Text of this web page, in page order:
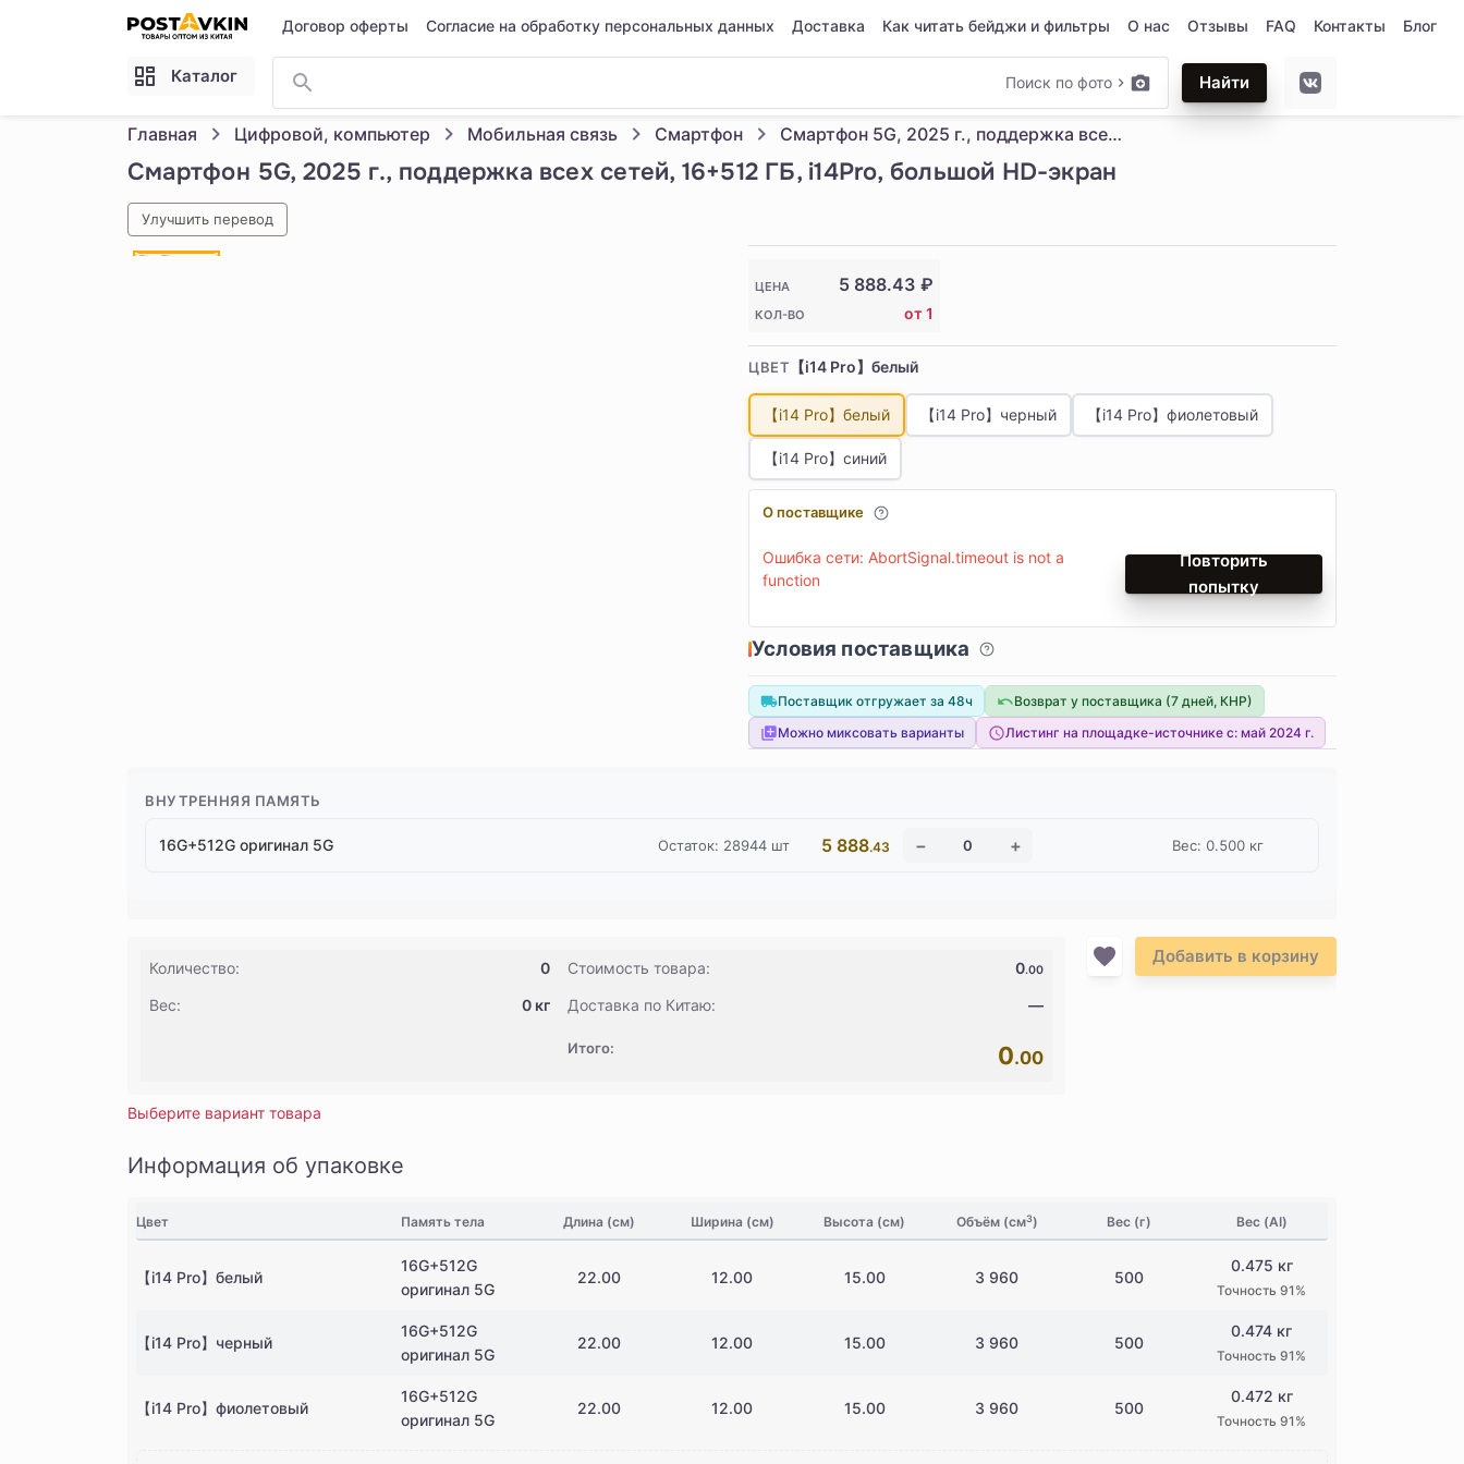
Перейти к основному содержимому
Договор оферты Согласие на обработку персональных данных Доставка Как читать бейджи и фильтры О нас Отзывы FAQ Контакты Блог
Каталог Поиск по фото Найти
Главная Цифровой, компьютер Мобильная связь Смартфон Смартфон 5G, 2025 г., поддержка всех сетей, 16+512 ГБ, i14Pro, большой HD-экран
Смартфон 5G, 2025 г., поддержка всех сетей, 16+512 ГБ, i14Pro, большой HD-экран
Улучшить перевод
ЦЕНА 5 888.43 ₽
КОЛ-ВО от 1
ЦВЕТ 【i14 Pro】белый
【i14 Pro】белый 【i14 Pro】черный 【i14 Pro】фиолетовый
【i14 Pro】синий
О поставщике
Ошибка сети: AbortSignal.timeout is not a
function
Повторить
попытку
Условия поставщика
Поставщик отгружает за 48ч
Возврат у поставщика (7 дней, КНР)
Можно миксовать варианты
Листинг на площадке-источнике с: май 2024 г.
ВНУТРЕННЯЯ ПАМЯТЬ
16G+512G оригинал 5G Остаток: 28944 шт 5 888.43 Вес: 0.500 кг
Количество: 0 Стоимость товара: 0.00
Вес: 0 кг Доставка по Китаю: —
Итого: 0.00
Добавить в корзину
Выберите вариант товара
Информация об упаковке
Цвет Память тела Длина (см) Ширина (см) Высота (см) Объём (см3) Вес (г) Вес (AI)
【i14 Pro】белый
16G+512G
оригинал 5G
22.00 12.00 15.00 3 960 500
0.475 кг
Точность 91%
【i14 Pro】черный
16G+512G
оригинал 5G
22.00 12.00 15.00 3 960 500
0.474 кг
Точность 91%
【i14 Pro】фиолетовый
16G+512G
оригинал 5G
22.00 12.00 15.00 3 960 500
0.472 кг
Точность 91%